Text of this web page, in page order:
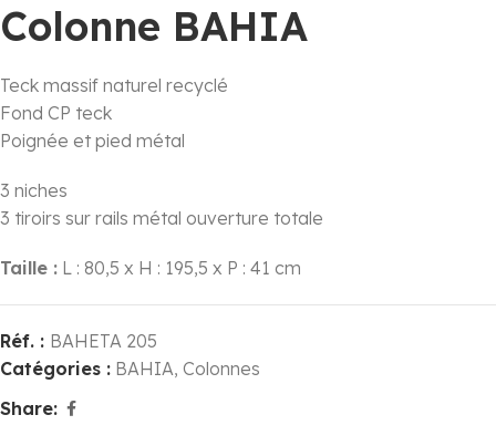
Colonne BAHIA
Teck massif naturel recyclé
Fond CP teck
Poignée et pied métal
3 niches
3 tiroirs sur rails métal ouverture totale
Taille : L : 80,5 x H : 195,5 x P : 41 cm
Réf. : BAHETA 205
Catégories : BAHIA, Colonnes
Share: